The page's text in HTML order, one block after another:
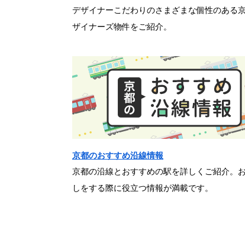
デザイナーこだわりのさまざまな個性のある
ザイナーズ物件をご紹介。
京都のおすすめ沿線情報
京都の沿線とおすすめの駅を詳しくご紹介。
しをする際に役立つ情報が満載です。